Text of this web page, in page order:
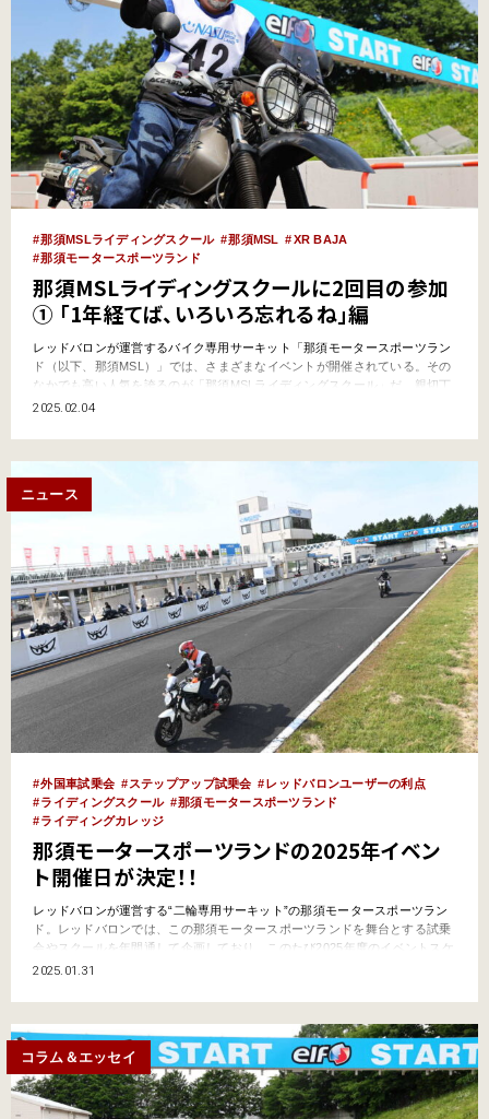
那須MSLライディングスクール 那須MSL
XR BAJA
那須モータースポーツランド
那須MSLライディングスクールに2回目の参加
① 「1年経てば、いろいろ忘れるね」編
レッドバロンが運営するバイク専用サーキット「那須モータースポーツラン
ド（以下、那須MSL）」では、さまざまなイベントが開催されている。その
なかでも高い人気を誇るのが「那須MSLライディングスクール」だ。親切丁
寧なレッスンはレッドバロンユーザーはもちろん、一般ライダーにも人気が
スクールに体験取材を敢行!! ……と言いつつ、 実は一…
2025.02.04
ニュース
外国車試乗会 ステップアップ試乗会
レッドバロンユーザーの利点
ライディングスクール
那須モータースポーツランド
ライディングカレッジ
那須モータースポーツランドの2025年イベン
ト開催日が決定！！
レッドバロンが運営する“二輪専用サーキット”の那須モータースポーツラン
ド。レッドバロンでは、この那須モータースポーツランドを舞台とする試乗
会やスクールを年間通して企画しており、このたび2025年度のイベントスケ
ジュールが発表された。“二輪専用サーキット”なんて言葉を使ってしまうと
内容の試乗会＆スクールばかりなのがうれしい。ちなみに…
2025.01.31
コラム＆エッセイ